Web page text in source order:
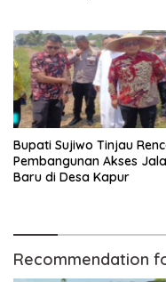
Bupati Sujiwo Tinjau
Pembangunan Akses
Baru di Desa Kapur
Recommendation